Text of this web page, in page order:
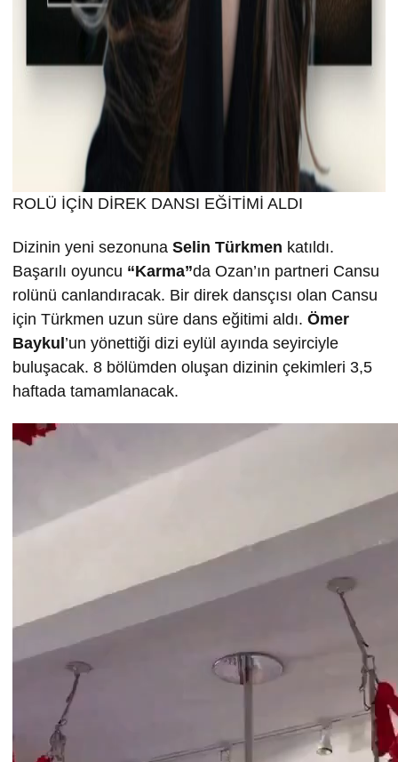
ROLÜ İÇİN DİREK DANSI EĞİTİMİ ALDI
Dizinin yeni sezonuna Selin Türkmen katıldı.
Başarılı oyuncu “Karma”da Ozan’ın partneri Cansu
rolünü canlandıracak. Bir direk dansçısı olan Cansu
için Türkmen uzun süre dans eğitimi aldı. Ömer
Baykul’un yönettiği dizi eylül ayında seyirciyle
buluşacak. 8 bölümden oluşan dizinin çekimleri 3,5
haftada tamamlanacak.